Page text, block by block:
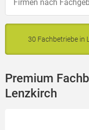
30 Fachbetriebe in
Premium
Lenzkirch